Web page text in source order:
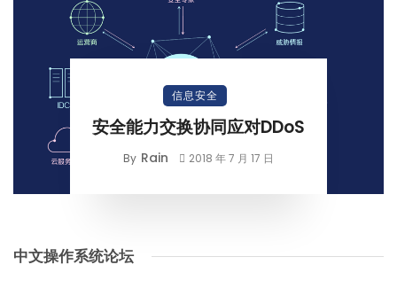
信息安全
安全能力交换协同应对DDoS
By Rain 2018 年 7 月 17 日
中文操作系统论坛